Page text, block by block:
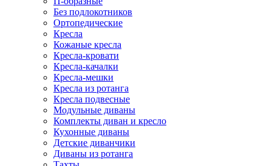
Без подлокотников
Ортопедические
Кресла
Кожаные кресла
Кресла-кровати
Кресла-качалки
Кресла-мешки
Кресла из ротанга
Кресла подвесные
Модульные диваны
Комплекты диван и кресло
Кухонные диваны
Детские диванчики
Диваны из ротанга